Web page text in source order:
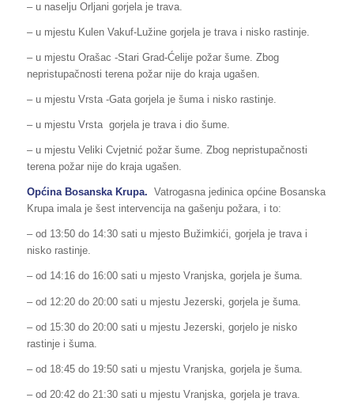
– u naselju Orljani gorjela je trava.
– u mjestu Kulen Vakuf-Lužine gorjela je trava i nisko rastinje.
– u mjestu Orašac -Stari Grad-Ćelije požar šume. Zbog
nepristupačnosti terena požar nije do kraja ugašen.
– u mjestu Vrsta -Gata gorjela je šuma i nisko rastinje.
– u mjestu Vrsta gorjela je trava i dio šume.
– u mjestu Veliki Cvjetnić požar šume. Zbog nepristupačnosti
terena požar nije do kraja ugašen.
Općina Bosanska Krupa. Vatrogasna jedinica općine Bosanska
Krupa imala je šest intervencija na gašenju požara, i to:
– od 13:50 do 14:30 sati u mjesto Bužimkići, gorjela je trava i
nisko rastinje.
– od 14:16 do 16:00 sati u mjesto Vranjska, gorjela je šuma.
– od 12:20 do 20:00 sati u mjestu Jezerski, gorjela je šuma.
– od 15:30 do 20:00 sati u mjestu Jezerski, gorjelo je nisko
rastinje i šuma.
– od 18:45 do 19:50 sati u mjestu Vranjska, gorjela je šuma.
– od 20:42 do 21:30 sati u mjestu Vranjska, gorjela je trava.